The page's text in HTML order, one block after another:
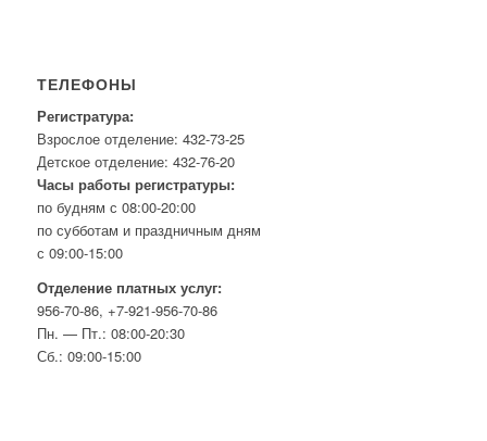
ТЕЛЕФОНЫ
Регистратура:
Взрослое отделение: 432-73-25
Детское отделение: 432-76-20
Часы работы регистратуры:
по будням с 08:00-20:00
по субботам и праздничным дням
с 09:00-15:00
Отделение платных услуг:
956-70-86, +7-921-956-70-86
Пн. — Пт.: 08:00-20:30
Сб.: 09:00-15:00